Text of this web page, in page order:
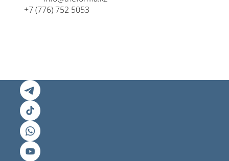
+7 (776) 752 5053